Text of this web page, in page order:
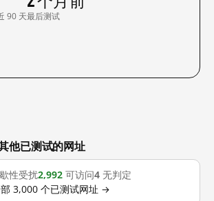
90 天最后测试
已测试的网址
性受扰2,992 可访问4 无判定
3,000 个已测试网址 →